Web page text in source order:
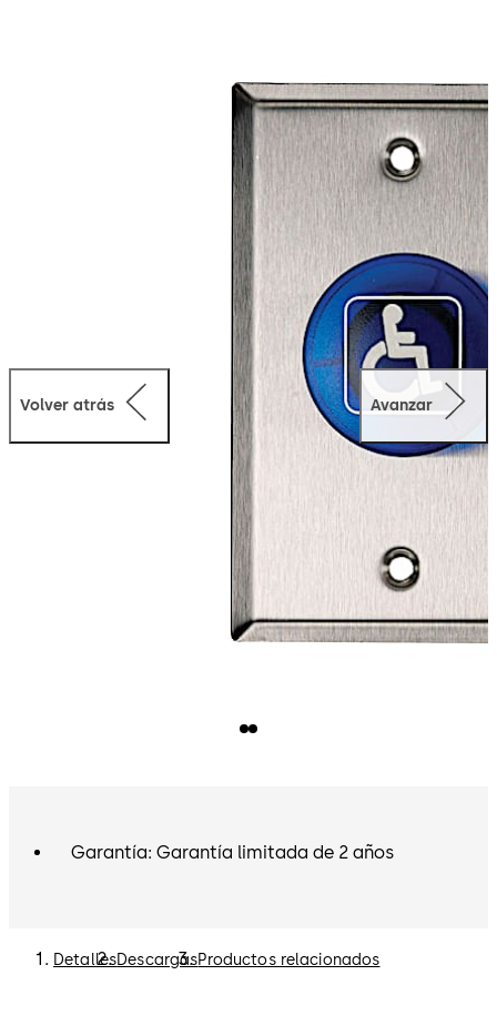
una placa frontal de acero inoxidable cepillado (32D).
Volver atrás Avanzar
Garantía: Garantía limitada de 2 años
DetallesDescargasProductos relacionados